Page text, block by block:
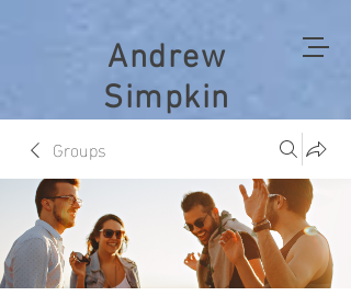
Andrew
Simpkin
Groups